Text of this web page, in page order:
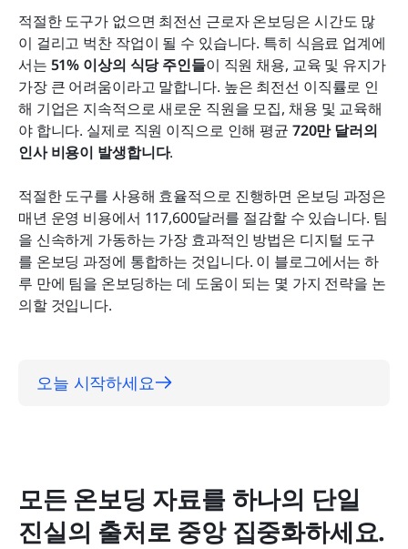
적절한 도구가 없으면 최전선 근로자 온보딩은 시간도 많
이 걸리고 벅찬 작업이 될 수 있습니다. 특히 식음료 업계에
서는 51% 이상의 식당 주인들이 직원 채용, 교육 및 유지가
가장 큰 어려움이라고 말합니다. 높은 최전선 이직률로 인
해 기업은 지속적으로 새로운 직원을 모집, 채용 및 교육해
야 합니다. 실제로 직원 이직으로 인해 평균 720만 달러의
인사 비용이 발생합니다.
적절한 도구를 사용해 효율적으로 진행하면 온보딩 과정은
매년 운영 비용에서 117,600달러를 절감할 수 있습니다. 팀
을 신속하게 가동하는 가장 효과적인 방법은 디지털 도구
를 온보딩 과정에 통합하는 것입니다. 이 블로그에서는 하
루 만에 팀을 온보딩하는 데 도움이 되는 몇 가지 전략을 논
의할 것입니다.
오늘 시작하세요
모든 온보딩 자료를 하나의 단일
진실의 출처로 중앙 집중화하세요.
더욱 상호작용적이고 몰입감 있는 온보딩 프로세스
어디서나 탑승하세요. 어떤 기기에서든 가능합니다.
더 이상 온보딩 계약서와 문서를 잃어버리지 마세요.
다국어에 친숙한 온보딩.
결론